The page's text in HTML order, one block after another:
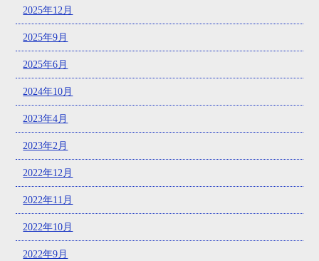
2025年12月
2025年9月
2025年6月
2024年10月
2023年4月
2023年2月
2022年12月
2022年11月
2022年10月
2022年9月